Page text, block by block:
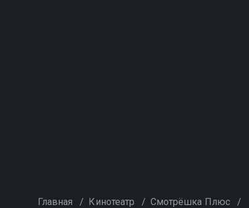
Главная / Кинотеатр / Смотрёшка Плюс /